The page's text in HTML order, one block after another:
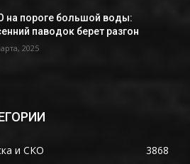
на пороге большой воды:
паводок берет разгон
2025
и СКО
3868